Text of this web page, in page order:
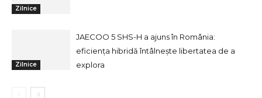
Zilnice
Zilnice
JAECOO 5 SHS-H a ajuns în România:
eficiența hibridă întâlnește libertatea de a
explora